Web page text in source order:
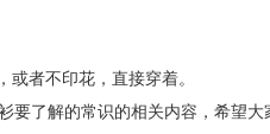
者不印花，直接穿着。
要了解的常识的相关内容，希望